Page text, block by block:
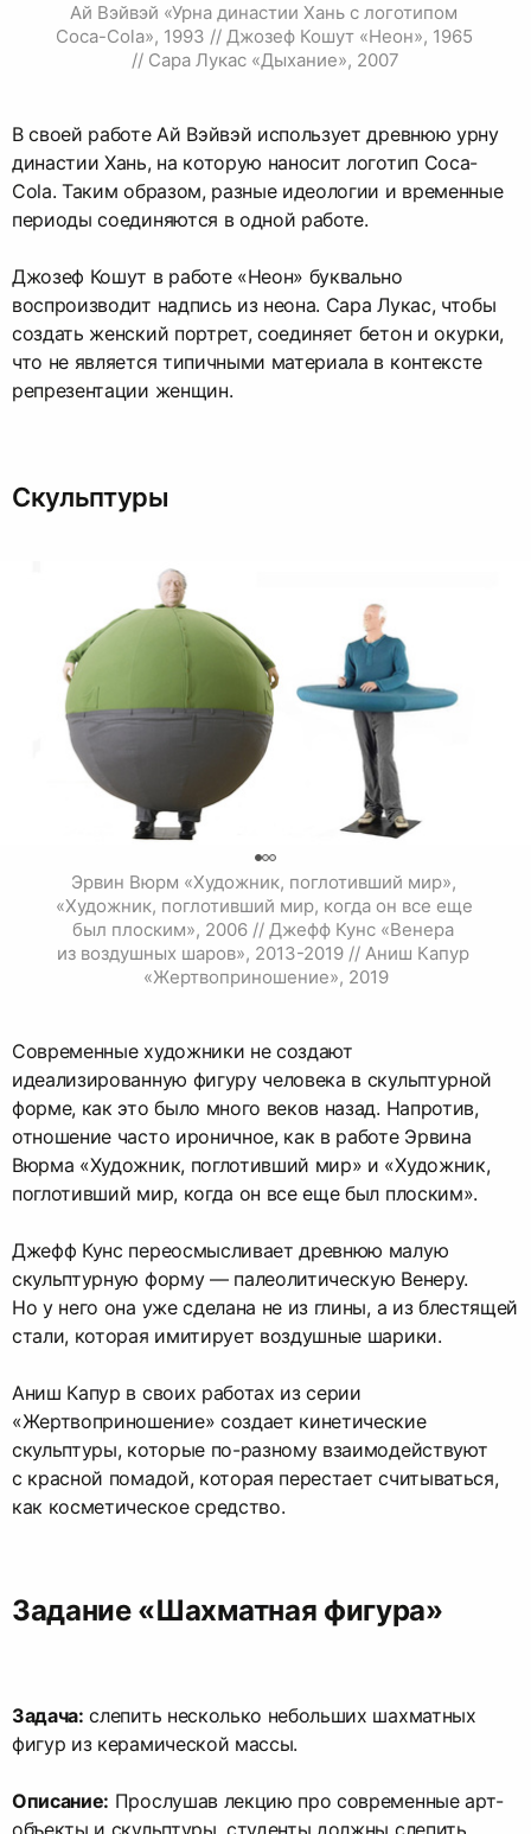
Ай Вэйвэй «Урна династии Хань с логотипом
Coca-Cola», 1993 // Джозеф Кошут «Неон», 1965
// Сара Лукас «Дыхание», 2007
В своей работе Ай Вэйвэй использует древнюю урну
династии Хань, на которую наносит логотип Coca-
Cola. Таким образом, разные идеологии и временные
периоды соединяются в одной работе.
Джозеф Кошут в работе «Неон» буквально
воспроизводит надпись из неона. Сара Лукас, чтобы
создать женский портрет, соединяет бетон и окурки,
что не является типичными материала в контексте
репрезентации женщин.
Скульптуры
Эрвин Вюрм «Художник, поглотивший мир»,
«Художник, поглотивший мир, когда он все еще
был плоским», 2006 // Джефф Кунс «Венера
из воздушных шаров», 2013-2019 // Аниш Капур
«Жертвоприношение», 2019
Современные художники не создают
идеализированную фигуру человека в скульптурной
форме, как это было много веков назад. Напротив,
отношение часто ироничное, как в работе Эрвина
Вюрма «Художник, поглотивший мир» и «Художник,
поглотивший мир, когда он все еще был плоским».
Джефф Кунс переосмысливает древнюю малую
скульптурную форму — палеолитическую Венеру.
Но у него она уже сделана не из глины, а из блестящей
стали, которая имитирует воздушные шарики.
Аниш Капур в своих работах из серии
«Жертвоприношение» создает кинетические
скульптуры, которые по-разному взаимодействуют
с красной помадой, которая перестает считываться,
как косметическое средство.
Задание «Шахматная фигура»
Задача: слепить несколько небольших шахматных
фигур из керамической массы.
Описание: Прослушав лекцию про современные арт-
объекты и скульптуры, студенты должны слепить